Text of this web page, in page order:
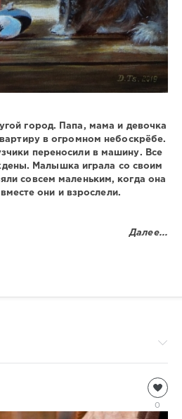
город. Папа, мама и девочка
в огромном небоскрёбе.
переносили в машину. Все
Малышка играла со своим
совсем маленьким, когда она
они и взрослели.
Далее...
0